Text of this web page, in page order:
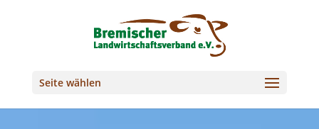
Seite wählen